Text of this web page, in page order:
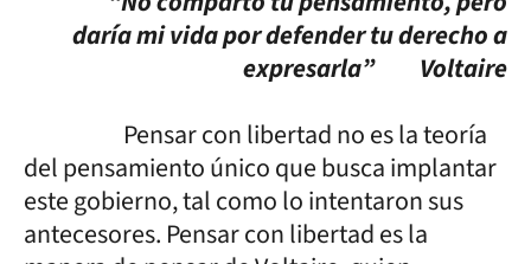
daría mi vida por defender tu derecho a
expresarla”
Voltaire
Pensar con libertad no es la teoría
del pensamiento único que busca implantar
este gobierno, tal como lo intentaron sus
antecesores. Pensar con libertad es la